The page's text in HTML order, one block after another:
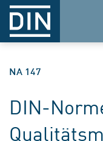
NA 147
DIN-